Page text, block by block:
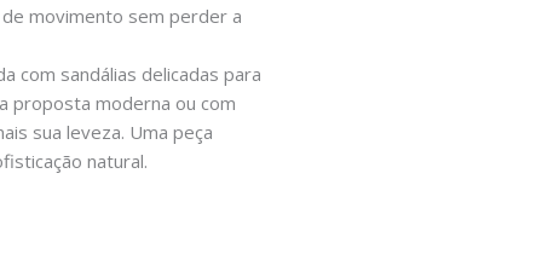
movimento sem perder a
com sandálias delicadas para
proposta moderna ou com
sua leveza. Uma peça
natural.